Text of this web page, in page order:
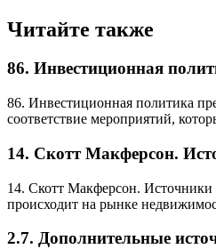
Читайте также
86. Инвестиционная
86. Инвестиционная политика
соответствие мероприятий,
14. Скотт Макферсон.
14. Скотт Макферсон. Источники
происходит на рынке
2.7. Дополнительные